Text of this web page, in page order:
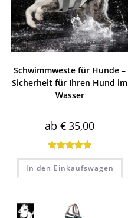
Schwimmweste für Hunde –
Sicherheit für Ihren Hund im
Wasser
ab€35,00
Bewertet mit
5.00 von 5
In den Einkaufswagen